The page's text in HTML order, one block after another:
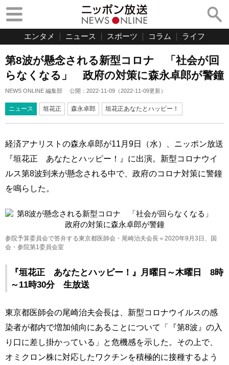
エンタメ ニュース スポーツ コラム ライフ
第8波が懸念される新型コロナ 「社会が回
らなくなる」 政府の対策に森永卓郎が警鐘
NEWS ONLINE 編集部 公開： 2022-11-09 （2022-11-09更新）
ニュース 垣花正 森永卓郎 垣花正あなたとハッピー！
経済アナリストの森永卓郎が11月9日（水）、ニッポン放送
『垣花正 あなたとハッピー！』に出演。新型コロナウイ
ルス第8波到来が懸念される中で、政府のコロナ対策に警鐘
を鳴らした。
参院予算委員会で答弁する東京都医師会・尾崎治夫会長＝2020年9月3日、国
会・参院第1委員会室
『垣花正 あなたとハッピー！』月曜日～木曜日 8時
～11時30分 生放送
東京都医師会の尾崎治夫会長は、新型コロナウイルスの感
染者が都内で増加傾向にあることについて「『第8波』の入
り口に差し掛かっている」と危機感を示した。その上で、
オミクロン株に対応したワクチンを積極的に接種するよう